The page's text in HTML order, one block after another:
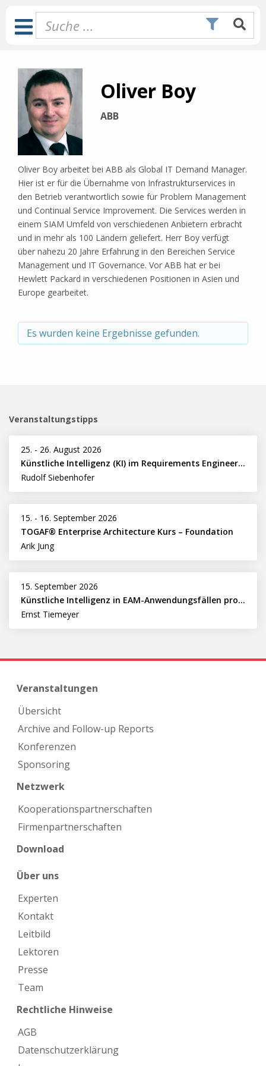
Inhalt
springen
Toggle
Navigation
Oliver Boy
ABB
Oliver Boy arbeitet bei ABB als Global IT Demand Manager.
Hier ist er für die Übernahme von Infrastrukturservices in
den Betrieb verantwortlich sowie für Problem Management
und Continual Service Improvement. Die Services werden in
einem SIAM Umfeld von verschiedenen Anbietern erbracht
und in mehr als 100 Ländern geliefert. Herr Boy verfügt
über nahezu 20 Jahre Erfahrung in den Bereichen Service
Management und IT Governance. Vor ABB hat er bei
Hewlett Packard in verschiedenen Positionen in Asien und
Europe gearbeitet.
Es wurden keine Ergebnisse gefunden.
Veranstaltungstipps
25. - 26. August 2026
Künstliche Intelligenz (KI) im Requirements Engineering erfolgreich einsetzen
Rudolf Siebenhofer
15. - 16. September 2026
TOGAF® Enterprise Architecture Kurs – Foundation
Arik Jung
15. September 2026
Künstliche Intelligenz in EAM-Anwendungsfällen professionell nutzen
Ernst Tiemeyer
Veranstaltungen
Übersicht
Archive and Follow-up Reports
Konferenzen
Sponsoring
Netzwerk
Kooperations­partnerschaften
Firmen­partnerschaften
Download
Über uns
Experten
Kontakt
Leitbild
Lektoren
Presse
Team
Rechtliche Hinweise
AGB
Datenschutzerklärung